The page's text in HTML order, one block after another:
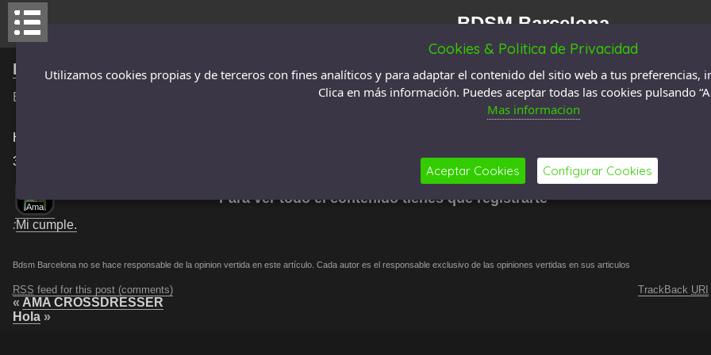
Cookies & Politica de Privacidad
Utilizamos cookies propias y de terceros con fines analíticos y para adaptar el contenido del sitio web a tus preferencias,
Clica en más información. Puedes aceptar todas las cookies pulsando
Mas informacion
Aceptar Cookies Configurar Cookies
BDSM Barcelona
Mi regalo para todos.
Escrito por Presentación, Visto 1655veces
Hola, para aquellos que no me conozcan soy el Ama Kareshi. Este fin de semana ha sido muy especial para mi, ya que el
30 de abril he cumplido 42 años, al dia siguiente he celebrado el dia de la madre con mis niños en casa de ...
Ama
Para ver todo el contenido tienes que registrarte
:Mi cumple.
Bdsm Barcelona no se hace responsable de la opinion vertida en este artículo. Cada autor es el responsable exclusivo de las opiniones vertidas en sus articulos
RSS feed for this post (comments) TrackBack URI
« AMA CROSSDRESSER
Hola»